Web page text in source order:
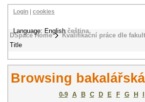
DSpace Home Kvalifikační práce dle fakult
Title
Login cookies
Language: Englishčeština
Browsing
0-9 A B C D E F G H